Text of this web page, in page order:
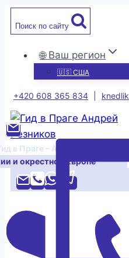
Перейти
Поиск по сайту
🌐 Ваш регион
🇺🇸 США
+420 608 365 834
в Праге – Андрей Резников
и окрестной Европе